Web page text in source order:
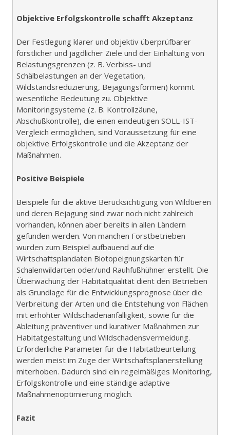
Objektive Erfolgskontrolle schafft Akzeptanz
Der Festlegung klarer und objektiv überprüfbarer
forstlicher und jagdlicher Ziele und der Einhaltung von
Belastungsgrenzen (z. B. Verbiss- und
Schälbelastungen an der Vegetation,
Wildstandsreduzierung, Bejagungsformen) kommt
wesentliche Bedeutung zu. Objektive
Monitoringsysteme (z. B. Kontrollzäune,
Abschußkontrolle), die einen eindeutigen SOLL-IST-
Vergleich ermöglichen, sind Voraussetzung für eine
objektive Erfolgskontrolle und die Akzeptanz der
Maßnahmen.
Positive Beispiele
Beispiele für die aktive Berücksichtigung von Wildtieren
und deren Bejagung sind zwar noch nicht zahlreich
vorhanden, können aber bereits in allen Ländern
gefunden werden. Von manchen Forstbetrieben
wurden zum Beispiel aufbauend auf die
Wirtschaftsplandaten Biotopeignungskarten für
Schalenwildarten oder/und Rauhfußhühner erstellt. Die
Überwachung der Habitatqualität dient den Betrieben
als Grundlage für die Entwicklungsprognose über die
Verbreitung der Arten und die Entstehung von Flächen
mit erhöhter Wildschadenanfälligkeit, sowie für die
Ableitung präventiver und kurativer Maßnahmen zur
Habitatgestaltung und Wildschadensvermeidung.
Erforderliche Parameter für die Habitatbeurteilung
werden meist im Zuge der Wirtschaftsplanerstellung
miterhoben. Dadurch sind ein regelmäßiges Monitoring,
Erfolgskontrolle und eine ständige adaptive
Maßnahmenoptimierung möglich.
Fazit